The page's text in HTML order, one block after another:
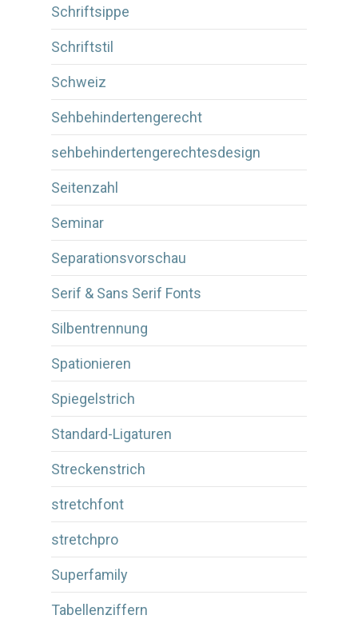
Schriftsippe
Schriftstil
Schweiz
Sehbehindertengerecht
sehbehindertengerechtesdesign
Seitenzahl
Seminar
Separationsvorschau
Serif & Sans Serif Fonts
Silbentrennung
Spationieren
Spiegelstrich
Standard-Ligaturen
Streckenstrich
stretchfont
stretchpro
Superfamily
Tabellenziffern